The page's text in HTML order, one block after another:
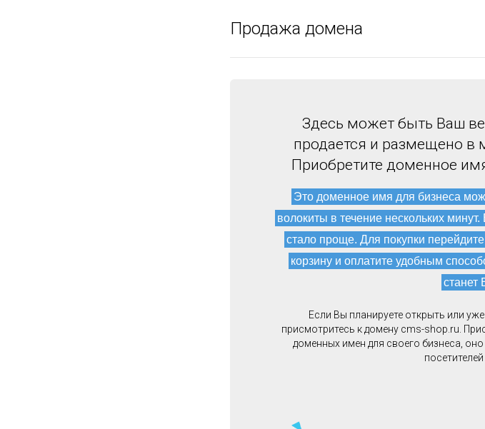
Продажа домена
Здесь может быть Ваш
продается и размещено в
Приобретите доменное
Это доменное имя для бизнеса
волокиты в течение нескольких
стало проще. Для покупки
корзину и оплатите удобным
станет
Если Вы планируете открыть или
присмотритесь к домену cms-shop.ru.
доменных имен для своего бизнеса,